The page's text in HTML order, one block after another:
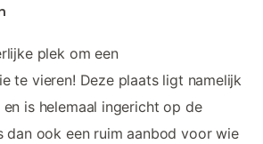
plek om een
te vieren! Deze plaats ligt namelijk
en is helemaal ingericht op de
dan ook een ruim aanbod voor wie